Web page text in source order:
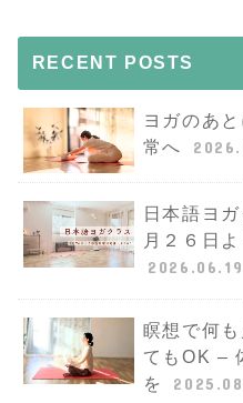
RECENT POSTS
ヨガのあ
常へ
日本語ヨ
月２６日
2026.06.19
瞑想で何
てもOK –
を